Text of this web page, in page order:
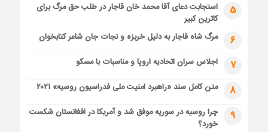
5
استجابت دعای آقا محمد خان قاجار در طلب حق مرگ برای
کاترین کبیر
6 مرگ شاه قاجار به دلیل خربزه و نجات جان شاعر کتابخوان
7 اجلاس سران اتحادیه اروپا و مناسبات با مسکو
8 متن کامل سند «راهبرد امنیت ملی فدراسیون روسیه» ۲۰۲۱
9
چرا روسیه در سوریه موفق شد و آمریکا در افغانستان شکست
خورد؟